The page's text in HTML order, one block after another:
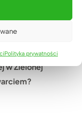
Polityka prywatności
siedzibę
w Zielonej